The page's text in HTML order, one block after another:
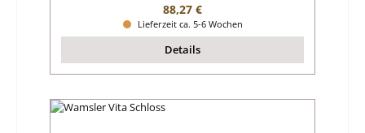
Regulärer Preis:
88,27 €
Lieferzeit ca. 5-6 Wochen
Details